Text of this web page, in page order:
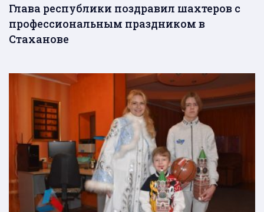
Глава республики поздравил шахтеров с
профессиональным праздником в
Стаханове